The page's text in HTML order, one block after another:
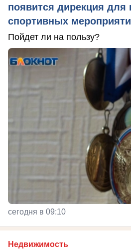
появится дирекция для
спортивных
Пойдет ли на пользу?
сегодня в 09:10
Недвижимость